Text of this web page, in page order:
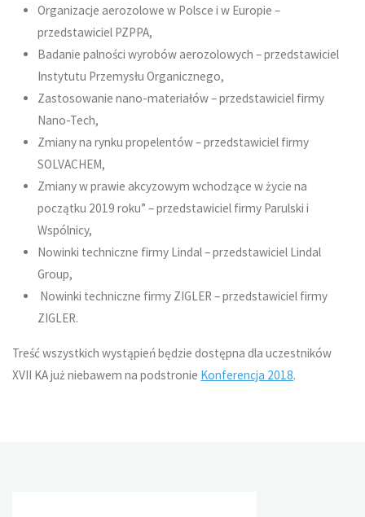
Organizacje aerozolowe w Polsce i w Europie –
przedstawiciel PZPPA,
Badanie palności wyrobów aerozolowych – przedstawiciel
Instytutu Przemysłu Organicznego,
Zastosowanie nano-materiałów – przedstawiciel firmy
Nano-Tech,
Zmiany na rynku propelentów – przedstawiciel firmy
SOLVACHEM,
Zmiany w prawie akcyzowym wchodzące w życie na
początku 2019 roku” – przedstawiciel firmy Parulski i
Wspólnicy,
Nowinki techniczne firmy Lindal – przedstawiciel Lindal
Group,
Nowinki techniczne firmy ZIGLER – przedstawiciel firmy
ZIGLER.
Treść wszystkich wystąpień będzie dostępna dla uczestników
XVII KA już niebawem na podstronie Konferencja 2018.